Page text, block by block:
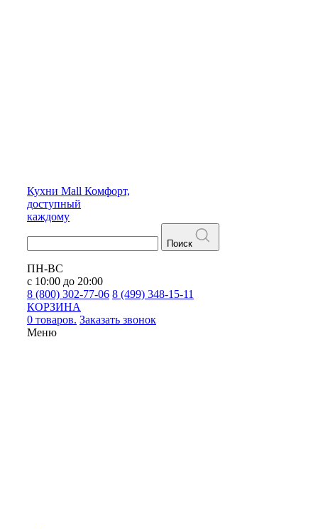
Кухни Mall Комфорт,
доступный
каждому
Поиск
ПН-ВС
с 10:00 до 20:00
8 (800) 302-77-06 8 (499) 348-15-11
КОРЗИНА
0 товаров. Заказать звонок
Меню